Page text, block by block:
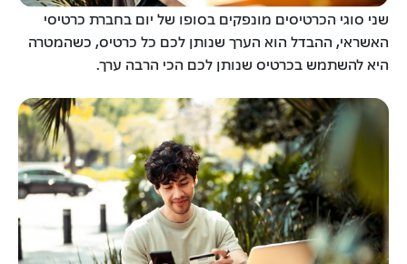
שני סוגי הכרטיסים מונפקים בסופו של יום בחברת כרטיסי
האשראי, ההבדל הוא הערך שנותן לכם כל כרטיס, כשהמטרה
היא להשתמש בכרטיס שנותן לכם הכי הרבה ערך.